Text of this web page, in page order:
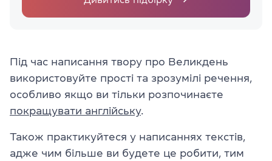
Під час написання твору про Великдень
використовуйте прості та зрозумілі речення,
особливо якщо ви тільки розпочинаєте
покращувати англійську.
Також практикуйтеся у написаннях текстів,
адже чим більше ви будете це робити, тим